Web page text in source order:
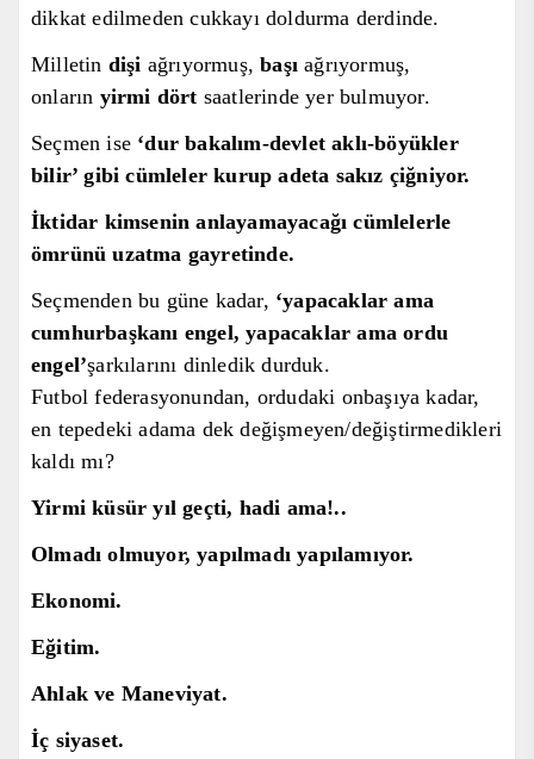
dikkat edilmeden cukkayı doldurma derdinde.
Milletin dişi ağrıyormuş,başı ağrıyormuş,
onların yirmi dört saatlerinde yerbulmuyor.
Seçmen ise ‘dur bakalım-devlet aklı-böyükler
bilir’gibi cümleler kurup adeta sakız çiğniyor.
İktidar kimsenin anlayamayacağı cümlelerle
ömrünü uzatma gayretinde.
Seçmenden bu güne kadar, ‘yapacaklar ama
cumhurbaşkanı engel, yapacaklar ama ordu
engel’şarkılarını dinledik durduk.
Futbol federasyonundan, ordudaki onbaşıya kadar,
en tepedeki adama dek değişmeyen/değiştirmedikleri
kaldı mı?
Yirmi küsür yıl geçti, hadi ama!..
Olmadı olmuyor, yapılmadı yapılamıyor.
Ekonomi.
Eğitim.
Ahlak ve Maneviyat.
İç siyaset.